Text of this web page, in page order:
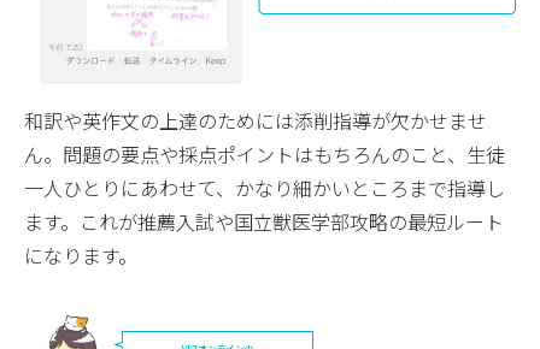
和訳や英作文の上達のためには添削指導が欠かせませ
ん。問題の要点や採点ポイントはもちろんのこと、生徒
一人ひとりにあわせて、かなり細かいところまで指導し
ます。これが推薦入試や国立獣医学部攻略の最短ルート
になります。